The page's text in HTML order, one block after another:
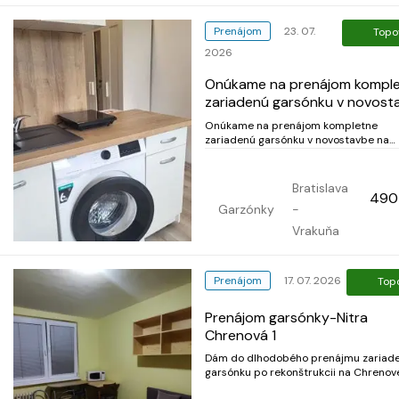
Prenájom
23. 07.
2026
Onúkame na prenájom
zariadenú garsónku v
na Hradskej ulici v
Vrakuni
Onúkame na prenájom kompletne
zariadenú garsónku v novostavbe na
bezplatné parkovanie robia z tejto
nehnuteľnosti ideálnu voľbu pre
jednotlivca, ktorý hľadá pohodlné
Garzónky
Bratislava
-
Vrakuňa
Prenájom 17. 07. 2026
Prenájom garsónky-Nitra
Chrenová 1
Dám do dlhodobého prenájmu
garsónku po rekonštrukcii na